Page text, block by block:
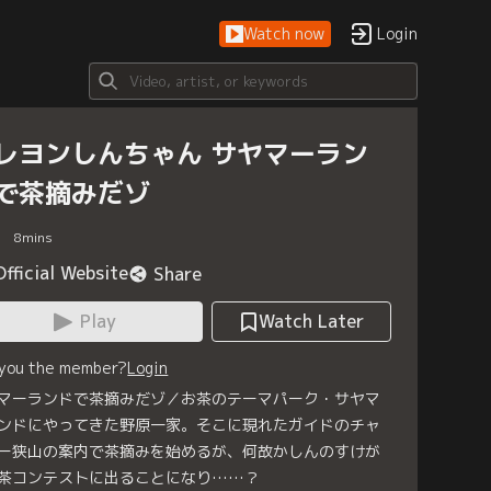
Watch now Login
ヨンしんちゃん サヤマーラン
茶摘みだゾ
8mins
Website
Share
Play
Watch Later
the member?Login
ーランドで茶摘みだゾ／お茶のテーマパーク・サヤマ
ドにやってきた野原一家。そこに現れたガイドのチャ
狭山の案内で茶摘みを始めるが、何故かしんのすけが
コンテストに出ることになり……？